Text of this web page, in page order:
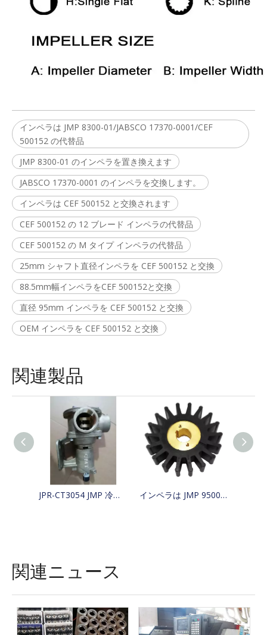
インペラは JMP 8300-01/JABSCO 17370-0001/CEF
500152 の代替品
JMP 8300-01 のインペラを置き換えます
JABSCO 17370-0001 のインペラを交換します。
インペラは CEF 500152 と交換されます
CEF 500152 の 12 ブレード インペラの代替品
CEF 500152 の M タイプ インペラの代替品
25mm シャフト直径インペラを CEF 500152 と交換
88.5mm幅インペラをCEF 500152と交換
直径 95mm インペラを CEF 500152 と交換
OEM インペラを CEF 500152 と交換
関連製品
JPR-CT3054 JMP 冷却ボート海水ポンプ 4255411、425-5411、Jabsco 29630-1301S、W100000 を交換 インペラは JMP 9500-01/JABSCO 15780-0000/JOHNSON 15299-1000 の代替品
関連ニュース